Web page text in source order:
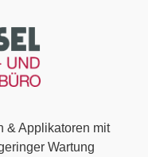
& Applikatoren mit
Wartung